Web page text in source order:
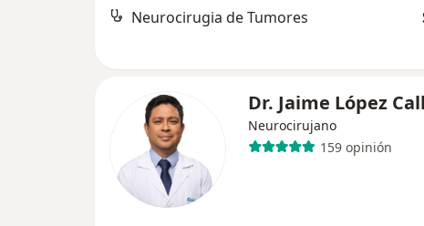
Neurocirugia de Tumores
Dr. Jaime López
Neurocirujano
159 opinión